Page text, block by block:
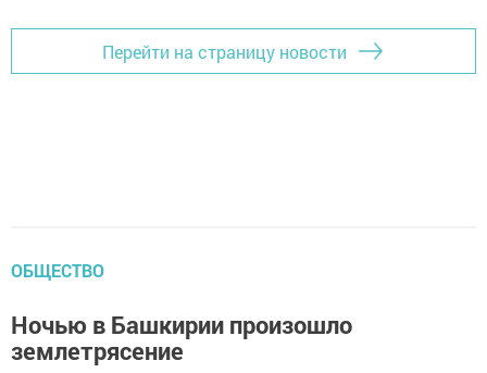
Перейти на страницу новости
ОБЩЕСТВО
Ночью в Башкирии произошло
землетрясение